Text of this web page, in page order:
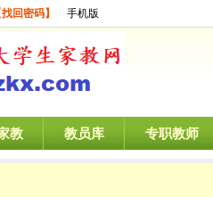
找回密码】 手机版
教 教员库 专职教师